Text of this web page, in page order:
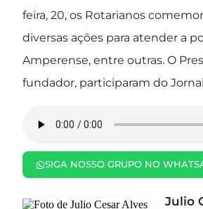
feira, 20, os Rotarianos
diversas ações para atender a
Amperense, entre outras. O
fundador, participaram do
SIGA NOSSO GRUPO NO
Julio